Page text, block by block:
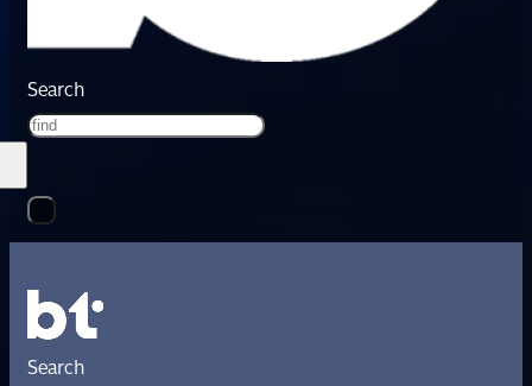
Search
Search